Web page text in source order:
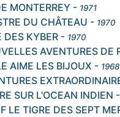
MONTERREY - 1971
DU CHÂTEAU - 1970
DES KYBER - 1970
AVENTURES DE
AIME LES BIJOUX - 1968
SUR L'OCEAN INDIEN -
LE TIGRE DES SEPT